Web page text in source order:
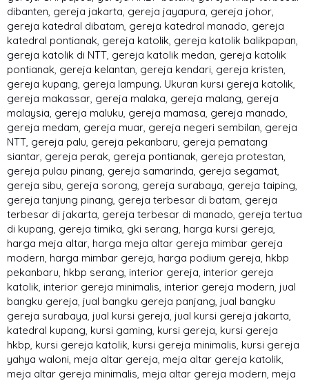
dibanten, gereja jakarta, gereja jayapura, gereja johor,
gereja katedral dibatam, gereja katedral manado, gereja
katedral pontianak, gereja katolik, gereja katolik balikpapan,
gereja katolik di NTT, gereja katolik medan, gereja katolik
pontianak, gereja kelantan, gereja kendari, gereja kristen,
gereja kupang, gereja lampung. Ukuran kursi gereja katolik,
gereja makassar, gereja malaka, gereja malang, gereja
malaysia, gereja maluku, gereja mamasa, gereja manado,
gereja medam, gereja muar, gereja negeri sembilan, gereja
NTT, gereja palu, gereja pekanbaru, gereja pematang
siantar, gereja perak, gereja pontianak, gereja protestan,
gereja pulau pinang, gereja samarinda, gereja segamat,
gereja sibu, gereja sorong, gereja surabaya, gereja taiping,
gereja tanjung pinang, gereja terbesar di batam, gereja
terbesar di jakarta, gereja terbesar di manado, gereja tertua
di kupang, gereja timika, gki serang, harga kursi gereja,
harga meja altar, harga meja altar gereja mimbar gereja
modern, harga mimbar gereja, harga podium gereja, hkbp
pekanbaru, hkbp serang, interior gereja, interior gereja
katolik, interior gereja minimalis, interior gereja modern, jual
bangku gereja, jual bangku gereja panjang, jual bangku
gereja surabaya, jual kursi gereja, jual kursi gereja jakarta,
katedral kupang, kursi gaming, kursi gereja, kursi gereja
hkbp, kursi gereja katolik, kursi gereja minimalis, kursi gereja
yahya waloni, meja altar gereja, meja altar gereja katolik,
meja altar gereja minimalis, meja altar gereja modern, meja